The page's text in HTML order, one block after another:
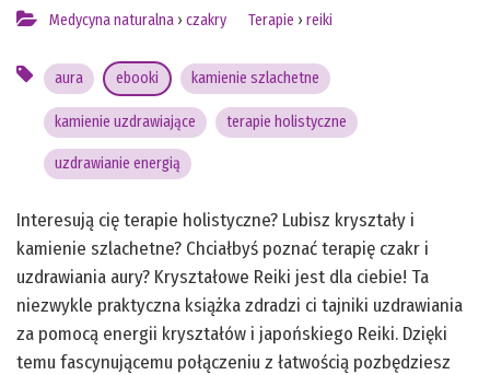
Medycyna naturalna › czakry Terapie › reiki
aura ebooki kamienie szlachetne
kamienie uzdrawiające terapie holistyczne
uzdrawianie energią
Interesują cię terapie holistyczne? Lubisz kryształy i
kamienie szlachetne? Chciałbyś poznać terapię czakr i
uzdrawiania aury? Kryształowe Reiki jest dla ciebie! Ta
niezwykle praktyczna książka zdradzi ci tajniki uzdrawiania
za pomocą energii kryształów i japońskiego Reiki. Dzięki
temu fascynującemu połączeniu z łatwością pozbędziesz